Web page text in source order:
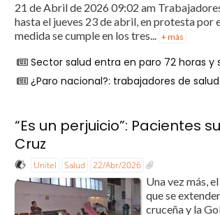
21 de Abril de 2026 09:02 am
hasta el jueves 23 de abril, en protesta
medida se cumple en los tres... + más
Sector salud entra en paro 72 horas
¿Paro nacional?: trabajadores de
“Es un perjuicio”: Pacientes
Cruz
Unitel Salud 22/Abr/2026
Una vez más,
que se
cruceña y la